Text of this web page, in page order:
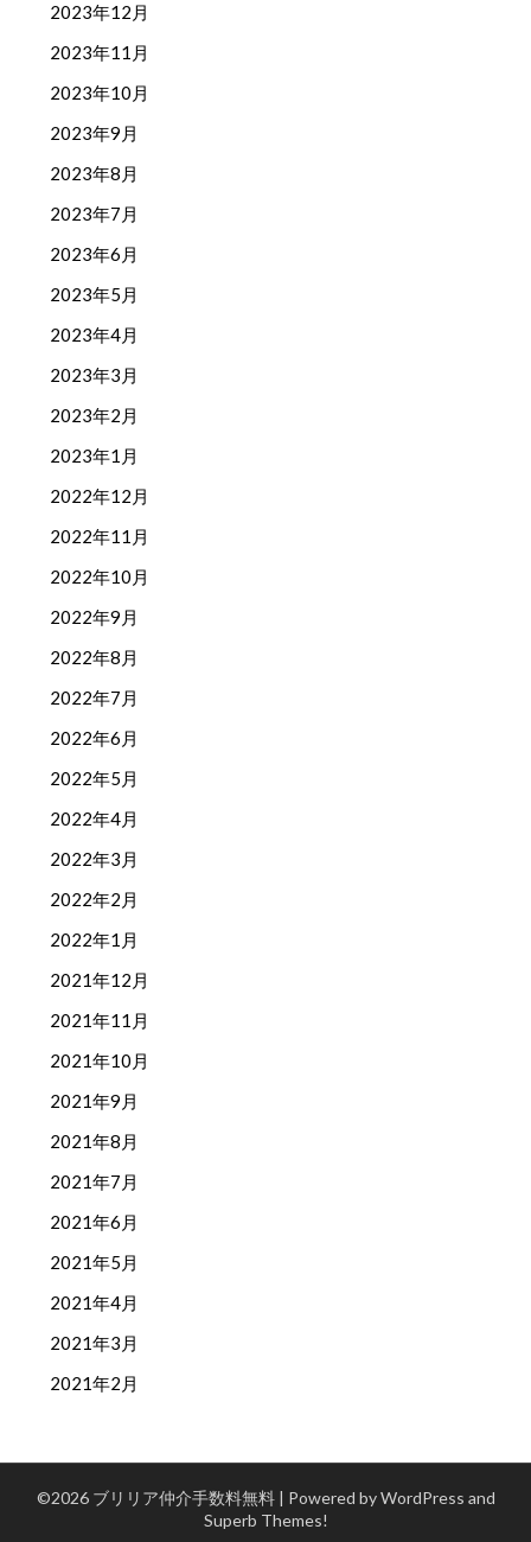
2023年12月
2023年11月
2023年10月
2023年9月
2023年8月
2023年7月
2023年6月
2023年5月
2023年4月
2023年3月
2023年2月
2023年1月
2022年12月
2022年11月
2022年10月
2022年9月
2022年8月
2022年7月
2022年6月
2022年5月
2022年4月
2022年3月
2022年2月
2022年1月
2021年12月
2021年11月
2021年10月
2021年9月
2021年8月
2021年7月
2021年6月
2021年5月
2021年4月
2021年3月
2021年2月
©2026 ブリリア仲介手数料無料 | Powered by WordPress and
Superb Themes!